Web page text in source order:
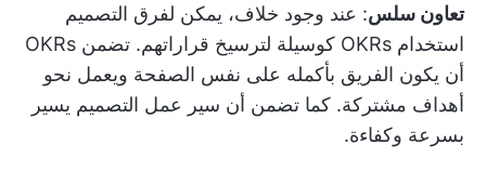
تعاون سلس: عند وجود خلاف، يمكن لفرق التصميم
استخدام OKRs كوسيلة لترسيخ قراراتهم. تضمن OKRs
أن يكون الفريق بأكمله على نفس الصفحة ويعمل نحو
أهداف مشتركة. كما تضمن أن سير عمل التصميم يسير
بسرعة وكفاءة.